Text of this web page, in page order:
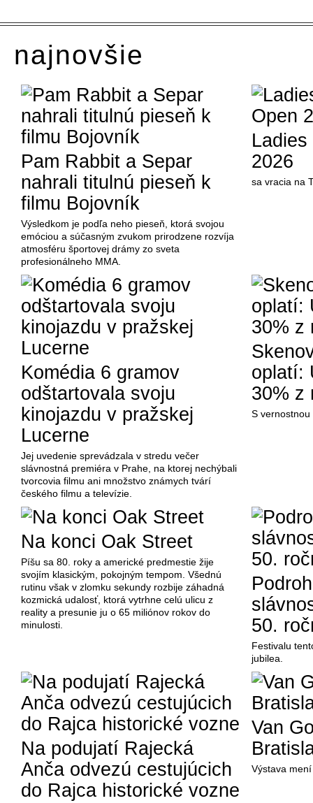
najnovšie
Pam Rabbit a Separ
nahrali titulnú pieseň k
filmu Bojovník
Výsledkom je podľa neho pieseň, ktorá svojou
emóciou a súčasným zvukom prirodzene rozvíja
atmosféru športovej drámy zo sveta
profesionálneho MMA.
2026
sa vracia na
Komédia 6 gramov
odštartovala svoju
kinojazdu v pražskej
Lucerne
Jej uvedenie sprevádzala v stredu večer
slávnostná premiéra v Prahe, na ktorej nechýbali
tvorcovia filmu ani množstvo známych tvárí
českého filmu a televízie.
oplatí:
30% z
S
Na konci Oak Street
Píšu sa 80. roky a americké predmestie žije
svojím klasickým, pokojným tempom. Všednú
rutinu však v zlomku sekundy rozbije záhadná
kozmická udalosť, ktorá vytrhne celú ulicu z
reality a presunie ju o 65 miliónov rokov do
minulosti.
50.
Festivalu
jubilea.
Na podujatí Rajecká
Anča odvezú cestujúcich
do Rajca historické vozne
Van
Výstava